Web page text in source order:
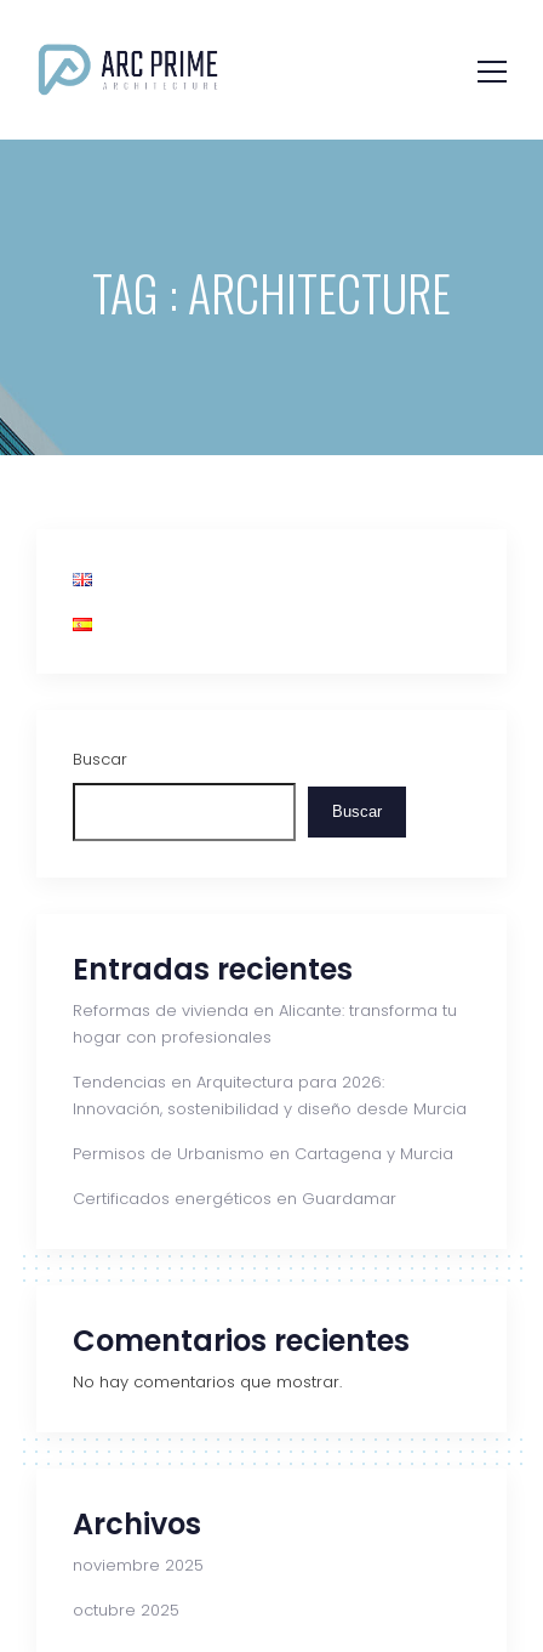
TAG : ARCHITECTURE
Buscar
Buscar
Entradas recientes
Reformas de vivienda en Alicante: transforma tu
hogar con profesionales
Tendencias en Arquitectura para 2026:
Innovación, sostenibilidad y diseño desde Murcia
Permisos de Urbanismo en Cartagena y Murcia
Certificados energéticos en Guardamar
Comentarios recientes
No hay comentarios que mostrar.
Archivos
noviembre 2025
octubre 2025